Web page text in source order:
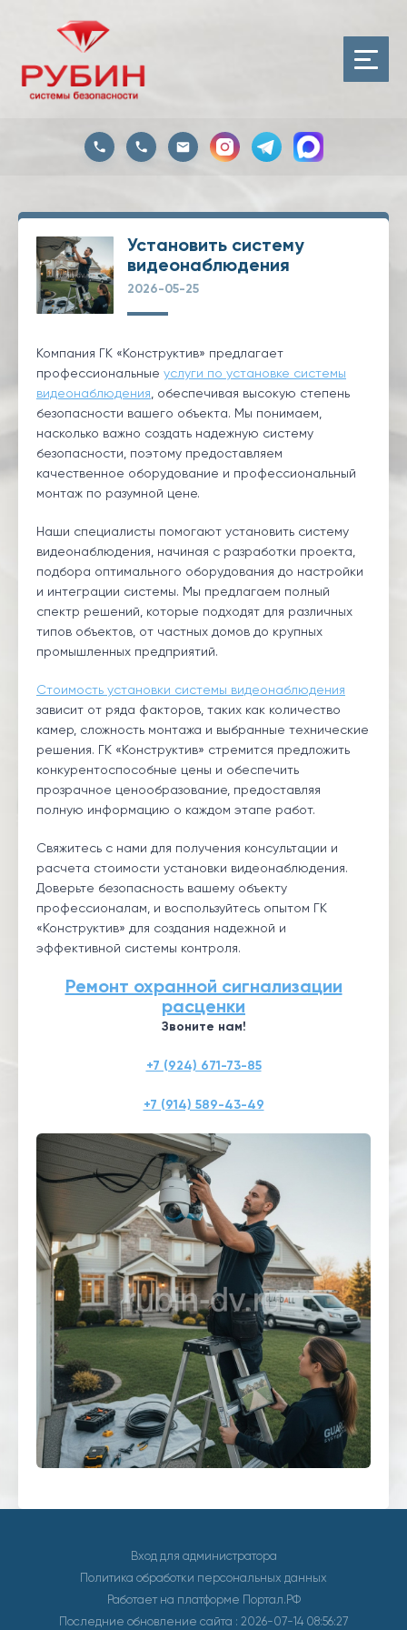
Установить систему
видеонаблюдения
2026-05-25
Компания ГК «Конструктив» предлагает
профессиональные услуги по установке системы
видеонаблюдения , обеспечивая высокую степень
безопасности вашего объекта. Мы понимаем,
насколько важно создать надежную систему
безопасности, поэтому предоставляем
качественное оборудование и профессиональный
монтаж по разумной цене.
Наши специалисты помогают установить систему
видеонаблюдения, начиная с разработки проекта,
подбора оптимального оборудования до настройки
и интеграции системы. Мы предлагаем полный
спектр решений, которые подходят для различных
типов объектов, от частных домов до крупных
промышленных предприятий.
Стоимость установки системы видеонаблюдения
зависит от ряда факторов, таких как количество
камер, сложность монтажа и выбранные технические
решения. ГК «Конструктив» стремится предложить
конкурентоспособные цены и обеспечить
прозрачное ценообразование, предоставляя
полную информацию о каждом этапе работ.
Свяжитесь с нами для получения консультации и
расчета стоимости установки видеонаблюдения.
Доверьте безопасность вашему объекту
профессионалам, и воспользуйтесь опытом ГК
«Конструктив» для создания надежной и
эффективной системы контроля.
Ремонт охранной сигнализации
расценки
Звоните нам!
+7 (924) 671-73-85
+7 (914) 589-43-49
Вход для администратора
Политика обработки персональных данных
Работает на платформе Портал.РФ
Последние обновление сайта : 2026-07-14 08:56:27